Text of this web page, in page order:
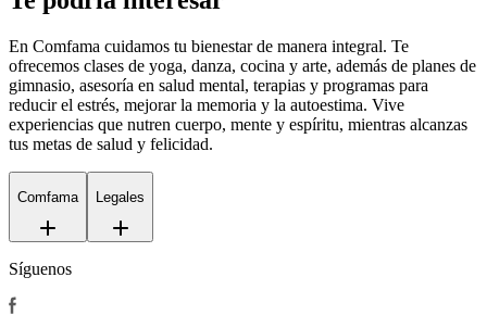
En Comfama cuidamos tu bienestar de manera integral. Te
ofrecemos clases de yoga, danza, cocina y arte, además de planes de
gimnasio, asesoría en salud mental, terapias y programas para
reducir el estrés, mejorar la memoria y la autoestima. Vive
experiencias que nutren cuerpo, mente y espíritu, mientras alcanzas
tus metas de salud y felicidad.
Comfama Legales
Síguenos